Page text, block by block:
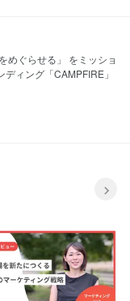
めぐらせる」 をミッショ
ィング「CAMPFIRE」